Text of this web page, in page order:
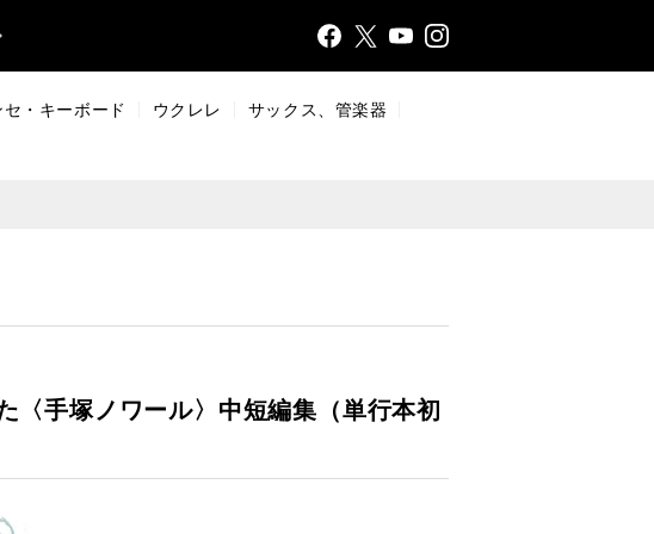
FaceX
YouTInsta
・キーボード ウクレレ
サックス、管楽器
〈手塚ノワール〉中短編集（単行本初